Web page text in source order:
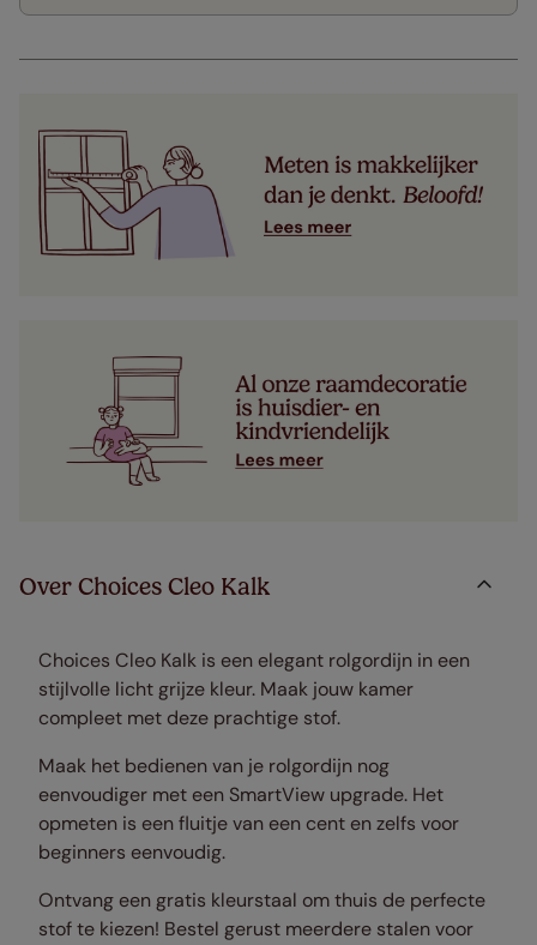
Over Choices Cleo Kalk
Choices Cleo Kalk is een elegant rolgordijn in een
stijlvolle licht grijze kleur. Maak jouw kamer
compleet met deze prachtige stof.
Maak het bedienen van je rolgordijn nog
eenvoudiger met een SmartView upgrade. Het
opmeten is een fluitje van een cent en zelfs voor
beginners eenvoudig.
Ontvang een gratis kleurstaal om thuis de perfecte
stof te kiezen! Bestel gerust meerdere stalen voor